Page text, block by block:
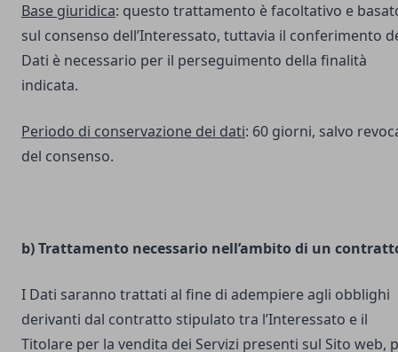
Base giuridica: questo trattamento è facoltativo e
sul consenso dell’Interessato, tuttavia il conferimento
Dati è necessario per il perseguimento della finalità
indicata.
Periodo di conservazione dei dati: 60 giorni, salvo
del consenso.
b) Trattamento necessario nell’ambito di un
I Dati saranno trattati al fine di adempiere agli obblighi
derivanti dal contratto stipulato tra l’Interessato e il
Titolare per la vendita dei Servizi presenti sul Sito web,